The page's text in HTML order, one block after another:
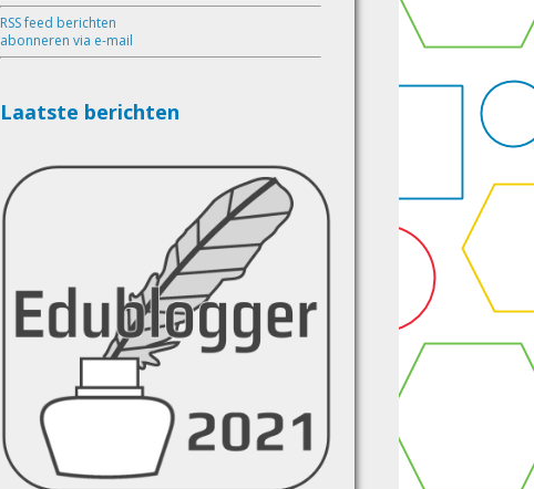
RSS feed berichten
abonneren via e-mail
Laatste berichten